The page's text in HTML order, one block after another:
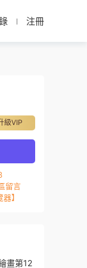
注冊
級VIP
留言
】
畫第12